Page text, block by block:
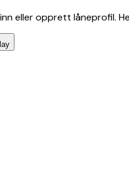
eller opprett låneprofil.